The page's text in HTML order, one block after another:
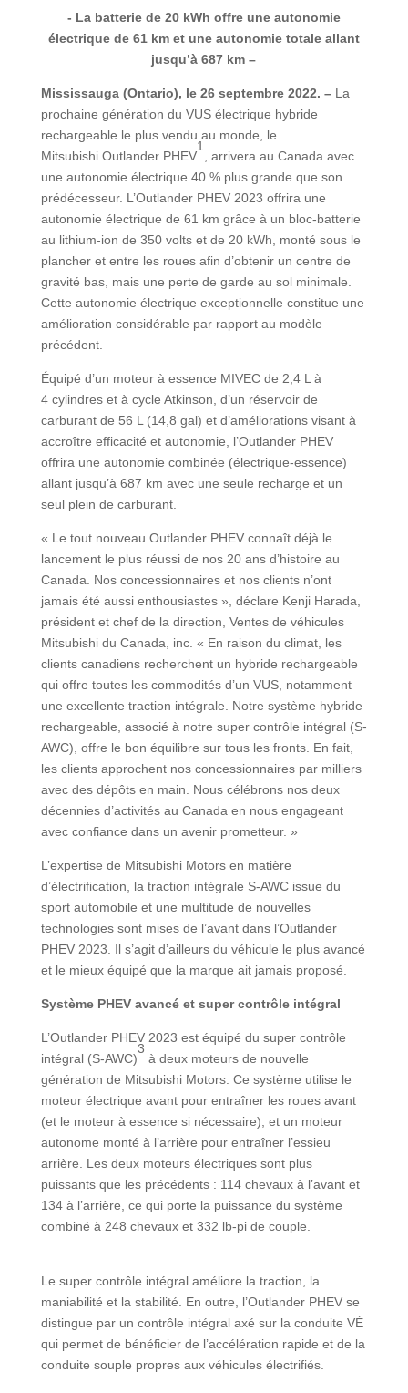
- La batterie de 20 kWh offre une autonomie
électrique de 61 km et une autonomie totale allant
jusqu’à 687 km –
Mississauga (Ontario), le 26 septembre 2022. –La
prochaine génération du VUS électrique hybride
rechargeable le plus vendu au monde, le
Mitsubishi Outlander PHEV
1
, arrivera au Canada avec
une autonomie électrique 40 % plus grande que son
prédécesseur. L’Outlander PHEV 2023 offrira une
autonomie électrique de 61 km grâce à un bloc-batterie
au lithium-ion de 350 volts et de 20 kWh, monté sous le
plancher et entre les roues afin d’obtenir un centre de
gravité bas, mais une perte de garde au sol minimale.
Cette autonomie électrique exceptionnelle constitue une
amélioration considérable par rapport au modèle
précédent.
Équipé d’un moteur à essence MIVEC de 2,4 L à
4 cylindres et à cycle Atkinson, d’un réservoir de
carburant de 56 L (14,8 gal) et d’améliorations visant à
accroître efficacité et autonomie, l’Outlander PHEV
offrira une autonomie combinée (électrique-essence)
allant jusqu’à 687 km avec une seule recharge et un
seul plein de carburant.
« Le tout nouveau Outlander PHEV connaît déjà le
lancement le plus réussi de nos 20 ans d’histoire au
Canada. Nos concessionnaires et nos clients n’ont
jamais été aussi enthousiastes », déclare Kenji Harada,
président et chef de la direction, Ventes de véhicules
Mitsubishi du Canada, inc. « En raison du climat, les
clients canadiens recherchent un hybride rechargeable
qui offre toutes les commodités d’un VUS, notamment
une excellente traction intégrale. Notre système hybride
rechargeable, associé à notre super contrôle intégral (S-
AWC), offre le bon équilibre sur tous les fronts. En fait,
les clients approchent nos concessionnaires par milliers
avec des dépôts en main. Nous célébrons nos deux
décennies d’activités au Canada en nous engageant
avec confiance dans un avenir prometteur. »
L’expertise de Mitsubishi Motors en matière
d’électrification, la traction intégrale S-AWC issue du
sport automobile et une multitude de nouvelles
technologies sont mises de l’avant dans l’Outlander
PHEV 2023. Il s’agit d’ailleurs du véhicule le plus avancé
et le mieux équipé que la marque ait jamais proposé.
Système PHEV avancé et super contrôle intégral
L’Outlander PHEV 2023 est équipé du super contrôle
intégral (S-AWC)
3
à deux moteurs de nouvelle
génération de Mitsubishi Motors. Ce système utilise le
moteur électrique avant pour entraîner les roues avant
(et le moteur à essence si nécessaire), et un moteur
autonome monté à l’arrière pour entraîner l’essieu
arrière. Les deux moteurs électriques sont plus
puissants que les précédents : 114 chevaux à l’avant et
134 à l’arrière, ce qui porte la puissance du système
combiné à 248 chevaux et 332 lb-pi de couple.
Le super contrôle intégral améliore la traction, la
maniabilité et la stabilité. En outre, l’Outlander PHEV se
distingue par un contrôle intégral axé sur la conduite VÉ
qui permet de bénéficier de l’accélération rapide et de la
conduite souple propres aux véhicules électrifiés.